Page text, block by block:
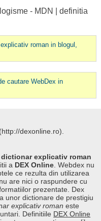
- MDN
definitia
roman in blogul,
cautare WebDex in
dexonline.ro).
dictionar explicativ roman
a DEX Online . Webdex nu
ce rezulta din utilizarea
are nici o raspundere cu
prezentate. Dex
unor dictionare de prestigiu
explicativ roman este
Definitiile DEX Online